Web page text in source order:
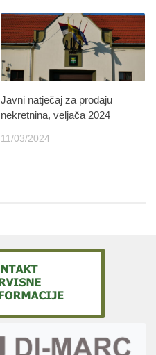
Javni natječaj za prodaju
nekretnina, veljača 2024
11/03/2024